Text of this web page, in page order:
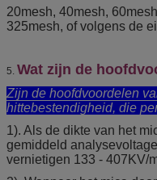
20mesh, 40mesh,
325mesh, of volgens de
5. Wat zijn de
Zijn de hoofdvoordelen
hittebestendigheid, die
1). Als de dikte van het
gemiddeld
vernietigen 133 - 407KV/